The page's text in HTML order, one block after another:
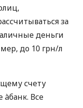
за
деньги
до 10 грн/л
счету
Все